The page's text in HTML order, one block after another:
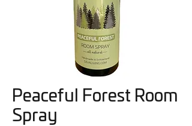
Peaceful Forest Room
Spray